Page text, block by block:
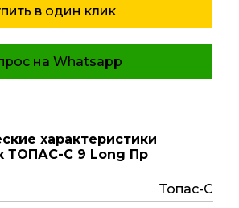
в один клик
на Whatsapp
характеристики
ТОПАС-С 9 Long Пр
Топас-C